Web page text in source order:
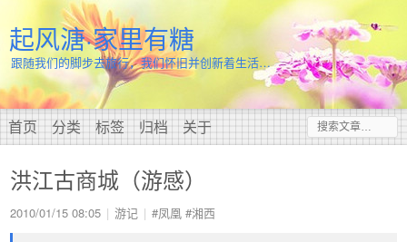
起风溏·家里有糖
跟随我们的脚步去旅行，我们怀旧并创新着生活…
首页 分类 标签 归档 关于
洪江古商城（游感）
2010/01/15 08:05 游记 #凤凰 #湘西